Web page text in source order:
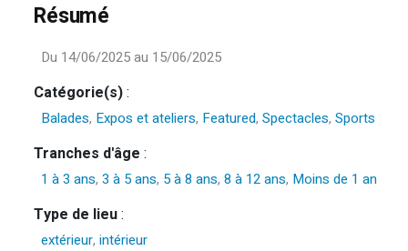
Résumé
Du 14/06/2025 au 15/06/2025
Catégorie(s):
Balades, Expos et ateliers, Featured,Spectacles,Sports
Tranches d'âge :
1 à 3 ans,3 à 5 ans, 5 à 8 ans,8 à 12 ans, Moins de 1 an
Type de lieu:
extérieur,intérieur